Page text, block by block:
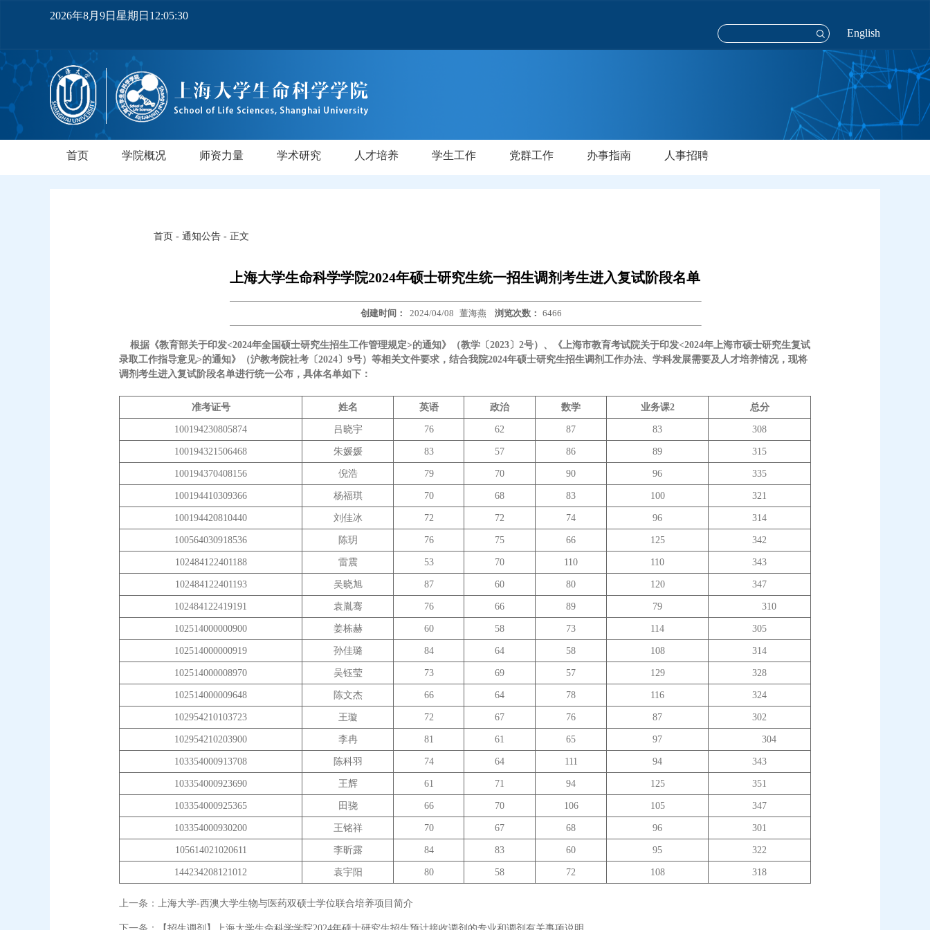
2026年8月9日星期日12:05:31
English
首页 学院概况 师资力量 学术研究 人才培养 学生工作 党群工作 办事指南 人事招聘
首页 - 通知公告 - 正文
上海大学生命科学学院2024年硕士研究生统一招生调剂考生进入复试阶段名单
创建时间： 2024/04/08 董海燕 浏览次数： 6466
根据《教育部关于印发<2024年全国硕士研究生招生工作管理规定>的通知》（教学〔2023〕2号）、《上海市教育考试院关于印发<2024年上海市硕士研究生复试
录取工作指导意见>的通知》（沪教考院社考〔2024〕9号）等相关文件要求，结合我院2024年硕士研究生招生调剂工作办法、学科发展需要及人才培养情况，现将
调剂考生进入复试阶段名单进行统一公布，具体名单如下：
准考证号 姓名 英语 政治 数学 业务课2 总分
100194230805874 吕晓宇 76 62 87 83 308
100194321506468 朱媛媛 83 57 86 89 315
100194370408156 倪浩 79 70 90 96 335
100194410309366 杨福琪 70 68 83 100 321
100194420810440 刘佳冰 72 72 74 96 314
100564030918536 陈玥 76 75 66 125 342
102484122401188 雷震 53 70 110 110 343
102484122401193 吴晓旭 87 60 80 120 347
102484122419191 袁胤骞 76 66 89 79 310
102514000000900 姜栋赫 60 58 73 114 305
102514000000919 孙佳璐 84 64 58 108 314
102514000008970 吴钰莹 73 69 57 129 328
102514000009648 陈文杰 66 64 78 116 324
102954210103723 王璇 72 67 76 87 302
102954210203900 李冉 81 61 65 97 304
103354000913708 陈科羽 74 64 111 94 343
103354000923690 王辉 61 71 94 125 351
103354000925365 田骁 66 70 106 105 347
103354000930200 王铭祥 70 67 68 96 301
105614021020611 李昕露 84 83 60 95 322
144234208121012 袁宇阳 80 58 72 108 318
上一条： 上海大学-西澳大学生物与医药双硕士学位联合培养项目简介